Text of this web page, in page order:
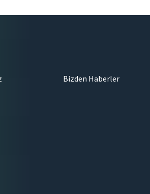
Bizden Haberler